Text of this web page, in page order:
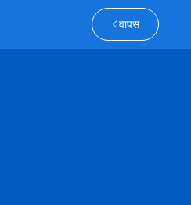
वापस